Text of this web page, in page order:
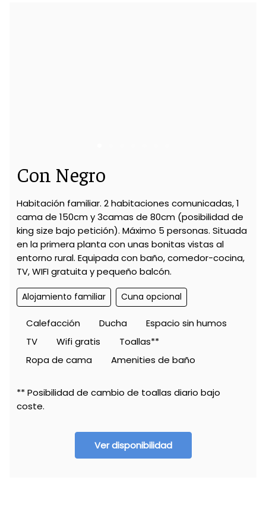
Con Negro
Habitación familiar. 2 habitaciones comunicadas, 1
cama de 150cm y 3camas de 80cm (posibilidad de
king size bajo petición). Máximo 5 personas. Situada
en la primera planta con unas bonitas vistas al
entorno rural. Equipada con baño, comedor-cocina,
TV, WIFI gratuita y pequeño balcón.
Alojamiento familiar Cuna opcional
Calefacción Ducha
Espacio sin humos
TV
Wifi gratis
Toallas**
Ropa de cama
Amenities de baño
** Posibilidad de cambio de toallas diario bajo
coste.
Ver disponibilidad